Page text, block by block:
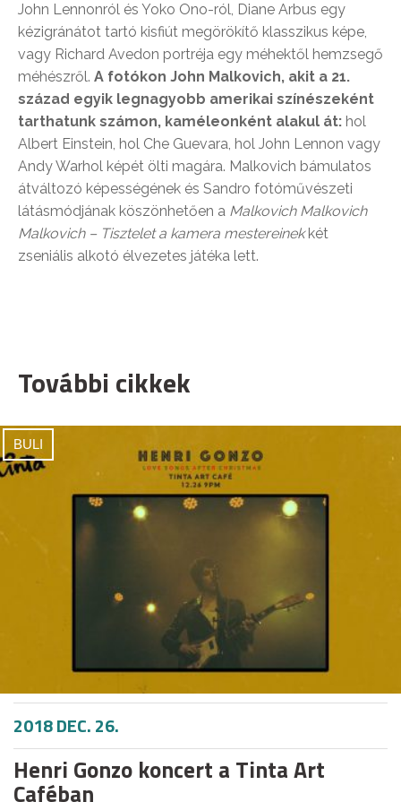
John Lennonról és Yoko Ono-ról, Diane Arbus egy
kézigránátot tartó kisfiút megörökítő klasszikus képe,
vagy Richard Avedon portréja egy méhektől hemzsegő
méhészről. A fotókon John Malkovich, akit a 21.
század egyik legnagyobb amerikai színészeként
tarthatunk számon, kaméleonként alakul át: hol
Albert Einstein, hol Che Guevara, hol John Lennon vagy
Andy Warhol képét ölti magára. Malkovich bámulatos
átváltozó képességének és Sandro fotóművészeti
látásmódjának köszönhetően a Malkovich Malkovich
Malkovich – Tisztelet a kamera mestereinekkét
zseniális alkotó élvezetes játéka lett.
További cikkek
BULI
2018 DEC. 26.
Henri Gonzo koncert a Tinta Art
Caféban